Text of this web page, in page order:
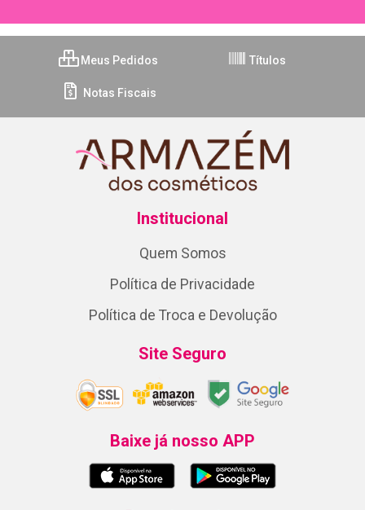
Meus Pedidos Títulos
Notas Fiscais
Institucional
Quem Somos
Política de Privacidade
Política de Troca e Devolução
Site Seguro
Baixe já nosso APP